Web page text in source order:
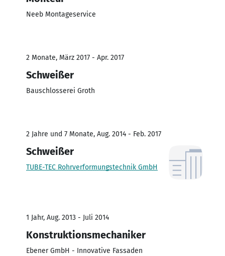
Neeb Montageservice
2 Monate, März 2017 - Apr. 2017
Schweißer
Bauschlosserei Groth
2 Jahre und 7 Monate, Aug. 2014 - Feb. 2017
Schweißer
TUBE-TEC Rohrverformungstechnik GmbH
1 Jahr, Aug. 2013 - Juli 2014
Konstruktionsmechaniker
Ebener GmbH - Innovative Fassaden